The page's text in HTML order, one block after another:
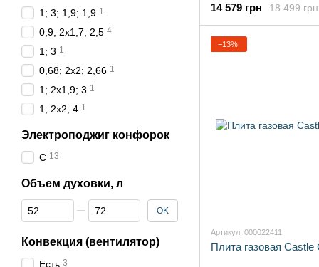
18 499 грн
14 579 грн
−13%
Артикул: 000022411
Плита газовая Castle
1; 3; 1,9; 1,9 1
0,9; 2х1,7; 2,5 4
1; 3 1
0,68; 2х2; 2,66 1
1; 2x1,9; 3 1
1; 2x2; 4 1
Электроподжиг конфорок
Є 13
Объем духовки, л
От Объем духовки, л
До Объем духовки, л OK
Конвекция (вентилятор)
Есть 3